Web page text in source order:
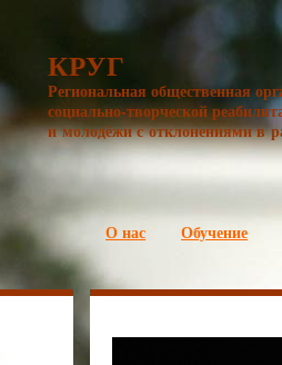
КРУГ
Региональная общественная
социально-творческой
и молодёжи с отклонениями в
О нас Обучение